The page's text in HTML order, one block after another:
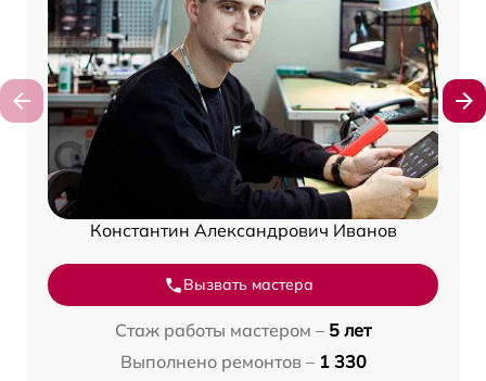
Константин Александрович Иванов
Вызвать мастера
Стаж работы мастером – 5 лет
Выполнено ремонтов – 1 330